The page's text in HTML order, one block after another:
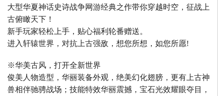
大型华夏神话史诗战争网游经典之作带你穿越时空，征战上
古俯瞰天下！
新手玩家轻松上手，贴心福利轮番赠送。
进入轩辕世界，对抗上古强敌，想您所想，如您所愿!
※华美古风，打开全新世界
俊美人物造型，华丽装备外观，绝美幻化翅膀，更有上古神
兽相伴驰骋战场；技能特效华丽震撼，宝石光效耀眼夺目，